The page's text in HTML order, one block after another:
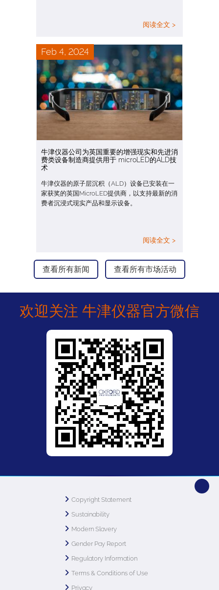
阅读全文 >
Feb 4, 2024
牛津仪器公司为英国重要的增强现实和先进消
费类设备制造商提供用于 microLED的ALD技
术
牛津仪器的原子层沉积（ALD）设备已安装在一
家获奖的英国MicroLED提供商，以支持最新的消
费者沉浸式现实产品和显示设备。
阅读全文 >
查看所有新闻 查看所有市场活动
欢迎关注 牛津仪器官方微信
Copyright Statement
Sustainability
Modern Slavery
Gender Pay Report
Regulatory Information
Terms & Conditions of Use
Privacy